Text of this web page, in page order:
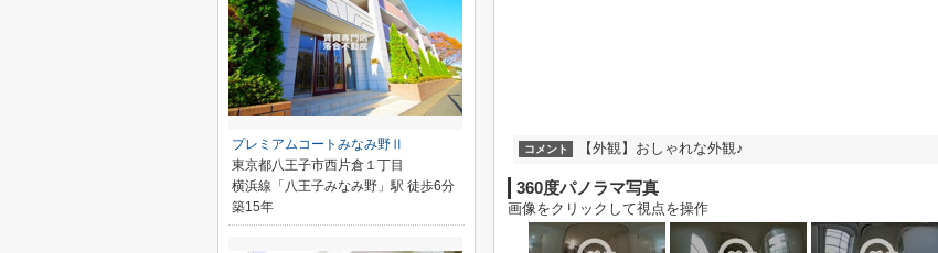
コメント 【外観】おしゃれな外観♪
360度パノラマ写真
画像をクリックして視点を操作
プレミアムコートみなみ野Ⅱ
東京都八王子市西片倉１丁目
横浜線「八王子みなみ野」駅 徒歩6分
築15年